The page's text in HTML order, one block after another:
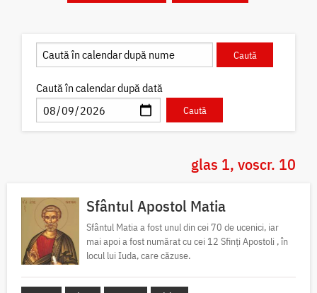
Caută în calendar după dată
glas 1, voscr. 10
Sfântul Apostol Matia
Sfântul Matia a fost unul din cei 70 de ucenici, iar
mai apoi a fost numărat cu cei 12 Sfinți Apostoli , în
locul lui Iuda, care căzuse.